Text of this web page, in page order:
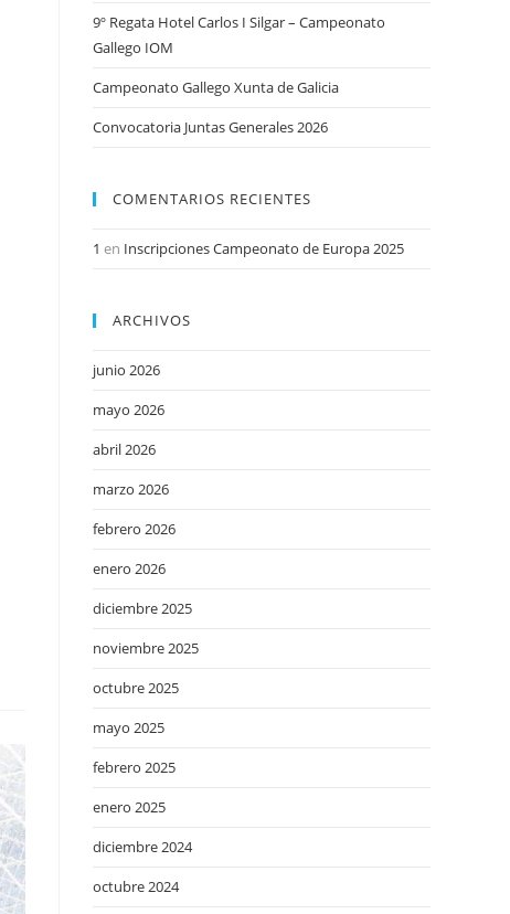
9º Regata Hotel Carlos I Silgar – Campeonato
Gallego IOM
Campeonato Gallego Xunta de Galicia
Convocatoria Juntas Generales 2026
COMENTARIOS RECIENTES
1 en Inscripciones Campeonato de Europa 2025
ARCHIVOS
junio 2026
mayo 2026
abril 2026
marzo 2026
febrero 2026
enero 2026
diciembre 2025
noviembre 2025
octubre 2025
mayo 2025
febrero 2025
enero 2025
diciembre 2024
octubre 2024